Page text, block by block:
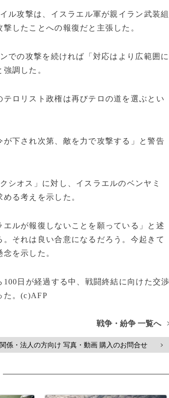
ル攻撃は、イスラエル軍が親イラン武装組
したことへの報復だと主張した。
での攻撃を続ければ「対応はより広範囲に
調した。
ロリスト政権は再びテロの道を選ぶとい
下され次第、敵を力で攻撃する」と警告
シオス」に対し、イスラエルのベンヤミ
る考えを示した。
ルが報復しないことを願っている」と述
それは良い合意になるだろう。今起きて
を示した。
日が経過する中、戦闘終結に向けた交
た。(c)AFP
戦争・紛争 一覧へ
係・法人の方向け 写真・動画 購入のお問合せ >